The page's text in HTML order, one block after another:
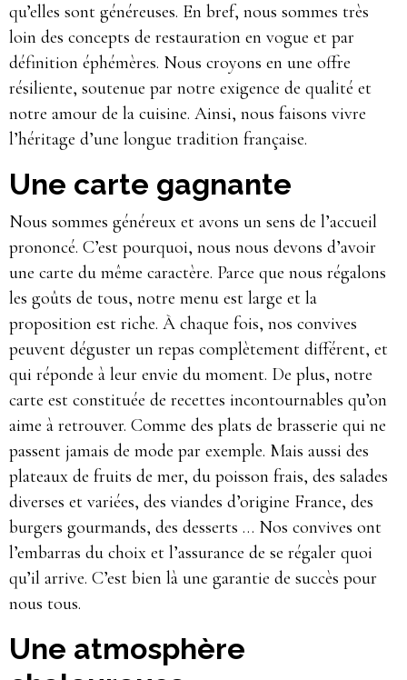
qu’elles sont généreuses. En bref, nous sommes très
loin des concepts de restauration en vogue et par
définition éphémères. Nous croyons en une offre
résiliente, soutenue par notre exigence de qualité et
notre amour de la cuisine. Ainsi, nous faisons vivre
l’héritage d’une longue tradition française.
Une carte gagnante
Nous sommes généreux et avons un sens de l’accueil
prononcé. C’est pourquoi, nous nous devons d’avoir
une carte du même caractère. Parce que nous régalons
les goûts de tous, notre menu est large et la
proposition est riche. À chaque fois, nos convives
peuvent déguster un repas complètement différent, et
qui réponde à leur envie du moment. De plus, notre
carte est constituée de recettes incontournables qu’on
aime à retrouver. Comme des plats de brasserie qui ne
passent jamais de mode par exemple. Mais aussi des
plateaux de fruits de mer, du poisson frais, des salades
diverses et variées, des viandes d’origine France, des
burgers gourmands, des desserts … Nos convives ont
l’embarras du choix et l’assurance de se régaler quoi
qu’il arrive. C’est bien là une garantie de succès pour
nous tous.
Une atmosphère